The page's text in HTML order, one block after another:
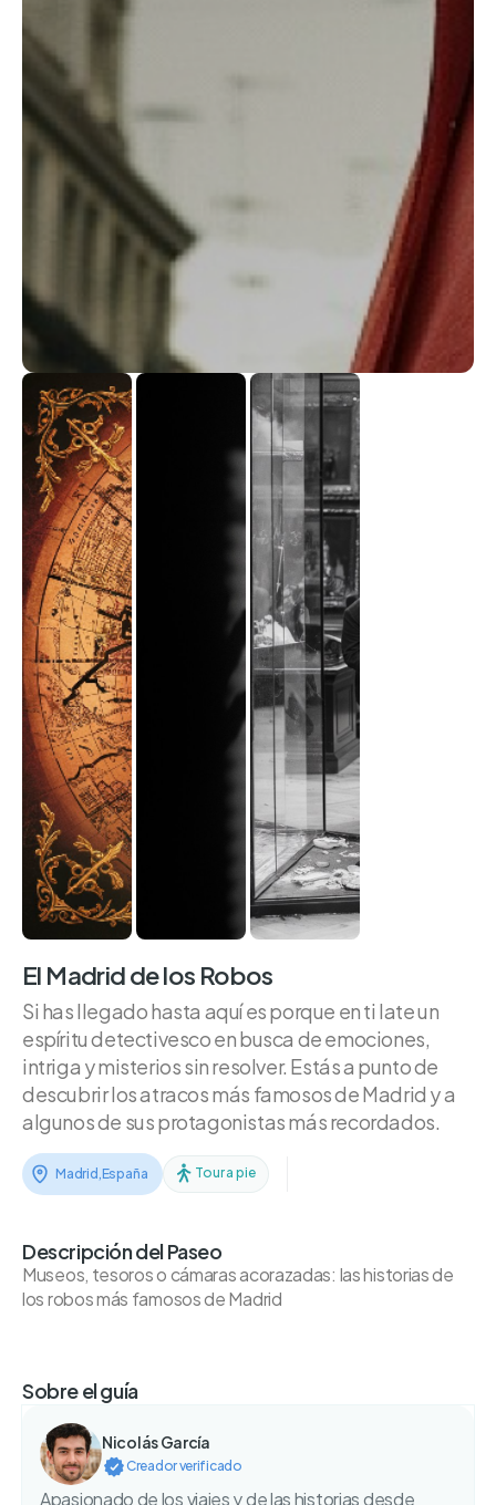
El Madrid de los Robos
Si has llegado hasta aquí es porque en ti late un
espíritu detectivesco en busca de emociones,
intriga y misterios sin resolver. Estás a punto de
descubrir los atracos más famosos de Madrid y a
algunos de sus protagonistas más recordados.
Madrid España Tour a pie
Descripción del Paseo
Museos, tesoros o cámaras acorazadas: las historias de
los robos más famosos de Madrid
Sobre el guía
Nicolás García
Creador verificado
Apasionado de los viajes y de las historias desde